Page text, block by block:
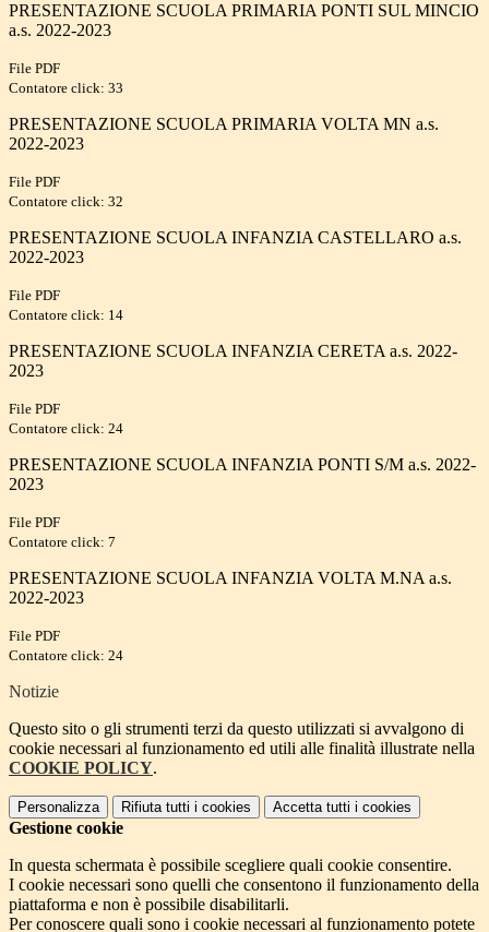
PRESENTAZIONE SCUOLA PRIMARIA PONTI SUL MINCIO
a.s. 2022-2023
File PDF
Contatore click: 33
PRESENTAZIONE SCUOLA PRIMARIA VOLTA MN a.s.
2022-2023
File PDF
Contatore click: 32
PRESENTAZIONE SCUOLA INFANZIA CASTELLARO a.s.
2022-2023
File PDF
Contatore click: 14
PRESENTAZIONE SCUOLA INFANZIA CERETA a.s. 2022-
2023
File PDF
Contatore click: 24
PRESENTAZIONE SCUOLA INFANZIA PONTI S/M a.s. 2022-
2023
File PDF
Contatore click: 7
PRESENTAZIONE SCUOLA INFANZIA VOLTA M.NA a.s.
2022-2023
File PDF
Contatore click: 24
Notizie
Questo sito o gli strumenti terzi da questo utilizzati si avvalgono di
cookie necessari al funzionamento ed utili alle finalità illustrate nella
COOKIE POLICY.
Personalizza Rifiuta tutti i cookies Accetta tutti i cookies
Gestione cookie
In questa schermata è possibile scegliere quali cookie consentire.
I cookie necessari sono quelli che consentono il funzionamento della
piattaforma e non è possibile disabilitarli.
Per conoscere quali sono i cookie necessari al funzionamento potete